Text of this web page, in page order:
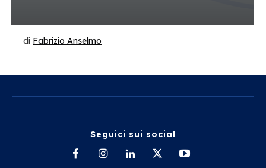
di Fabrizio Anselmo
Seguici sui social